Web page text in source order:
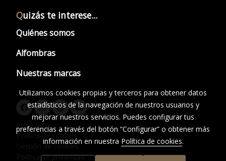
Quizás te interese...
Quiénes somos
Alfombras
Nuestras marcas
Aviso legal
Política de cookies
Gestión de cookies
Política de privacidad
Utilizamos cookies propias y terceros para obtener datos
estadísticos de la navegación de nuestros usuarios y
mejorar nuestros servicios. Puedes configurar tus
preferencias a través del botón “Configurar” o obtener más
información en nuestra Política de cookies.